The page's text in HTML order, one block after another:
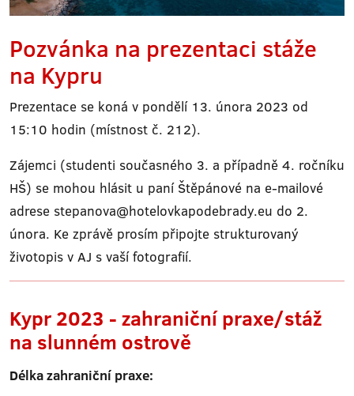
Pozvánka na prezentaci stáže
na Kypru
Prezentace se koná v pondělí 13. února 2023 od
15:10 hodin (místnost č. 212).
Zájemci (studenti současného 3. a případně 4. ročníku
HŠ) se mohou hlásit u paní Štěpánové na e-mailové
adrese stepanova@hotelovkapodebrady.eu do 2.
února. Ke zprávě prosím připojte strukturovaný
životopis v AJ s vaší fotografií.
Kypr 2023 - zahraniční praxe/stáž
na slunném ostrově
Délka zahraniční praxe: